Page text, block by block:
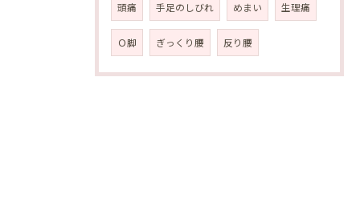
頭痛 手足のしびれ めまい 生理痛
Ｏ脚 ぎっくり腰 反り腰